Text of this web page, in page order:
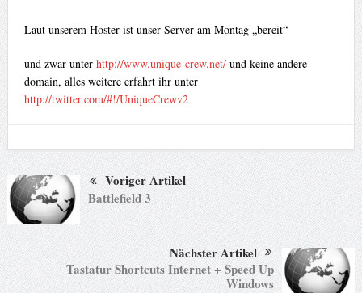
Laut unserem Hoster ist unser Server am Montag „bereit“
und zwar unter http://www.unique-crew.net/und keine andere
domain, alles weitere erfahrt ihr unter
http://twitter.com/#!/UniqueCrewv2
Voriger Artikel
Battlefield 3
Nächster Artikel
Tastatur Shortcuts Internet + Speed Up
Windows